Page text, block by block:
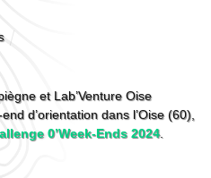
et Lab’Venture Oise
d’orientation dans l’Oise (60),
0’Week-Ends 2024.